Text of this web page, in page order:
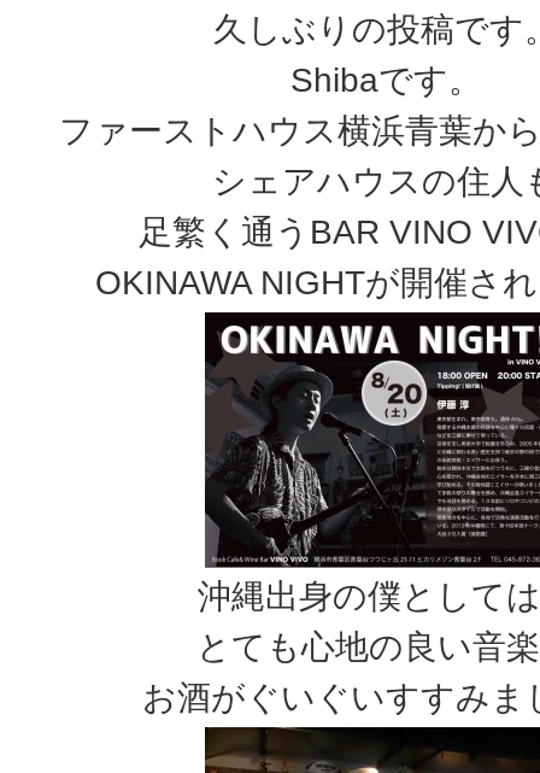
久しぶりの投稿です
Shibaです。
ファーストハウス横浜青葉か
シェアハウスの住人
足繁く通うBAR VINO
OKINAWA NIGHTが開催さ
沖縄出身の僕として
とても心地の良い音
お酒がぐいぐいすすみま